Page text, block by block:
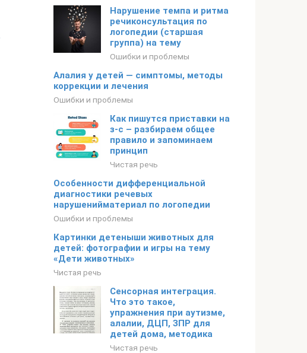
Нарушение темпа и ритма
речиконсультация по
логопедии (старшая
группа) на тему
Ошибки и проблемы
Алалия у детей — симптомы, методы
коррекции и лечения
Ошибки и проблемы
Как пишутся приставки на
з-с – разбираем общее
правило и запоминаем
принцип
Чистая речь
Особенности дифференциальной
диагностики речевых
нарушенийматериал по логопедии
Ошибки и проблемы
Картинки детеныши животных для
детей: фотографии и игры на тему
«Дети животных»
Чистая речь
Сенсорная интеграция.
Что это такое,
упражнения при аутизме,
алалии, ДЦП, ЗПР для
детей дома, методика
Чистая речь